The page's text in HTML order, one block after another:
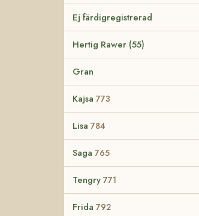
Ej färdigregistrerad
Hertig Rawer (55)
Gran
Kajsa 773
Lisa 784
Saga 765
Tengry 771
Frida 792